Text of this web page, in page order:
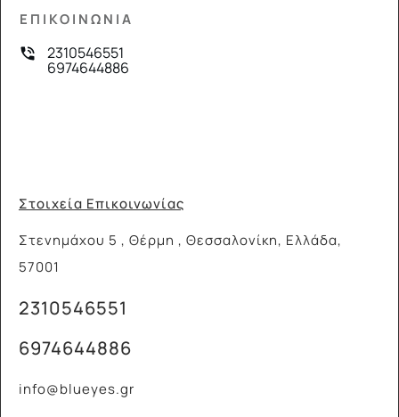
ΕΠΙΚΟΙΝΩΝΙΑ
2310546551
6974644886
Στοιχεία Επικοινωνίας
Στενημάχου 5 , Θέρμη , Θεσσαλονίκη, Ελλάδα,
57001
2310546551
6974644886
info@blueyes.gr